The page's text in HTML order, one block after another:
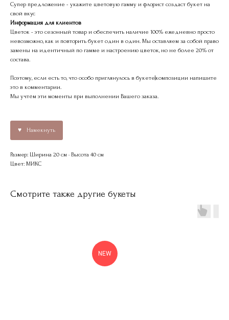
Супер предложение - укажите цветовую гамму и флорист создаст букет на
свой вкус
Информация для клиентов
Цветок - это сезонный товар и обеспечить наличие 100% ежедневно просто
невозможно, как и повторить букет один в один. Мы оставляем за собой право
замены на идентичный по гамме и настроению цветок, но не более 20% от
состава.
Поэтому, если есть то, что особо приглянулось в букете|композиции напишите
это в комментарии.
Мы учтём эти моменты при выполнении Вашего заказа.
Намекнуть
Размер: Ширина 20 см · Высота 40 см
Цвет: МИКС
Смотрите также другие букеты
NEW